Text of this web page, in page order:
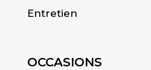
Entretien
OCCASIONS